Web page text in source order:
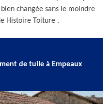
changée sans le moindre
Histoire Toiture .
de tuile à Empeaux